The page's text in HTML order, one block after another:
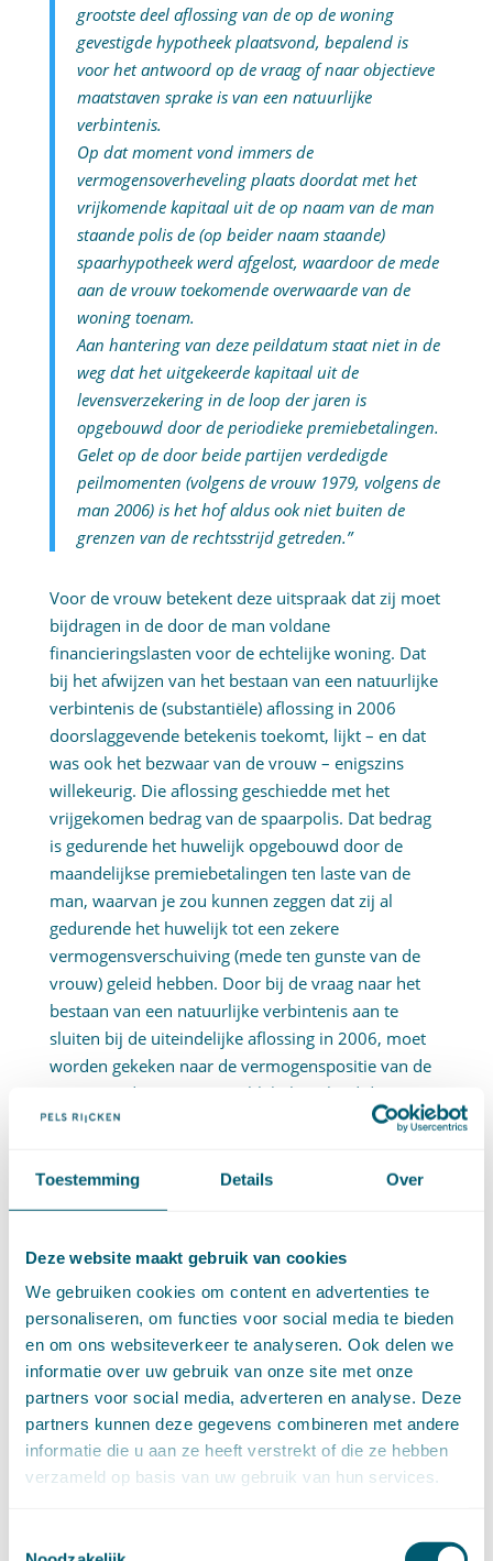
Toestemming Details Over
Deze website maakt gebruik van cookies
We gebruiken cookies om content en advertenties te
personaliseren, om functies voor social media te bieden
en om ons websiteverkeer te analyseren. Ook delen we
informatie over uw gebruik van onze site met onze
partners voor social media, adverteren en analyse. Deze
partners kunnen deze gegevens combineren met andere
informatie die u aan ze heeft verstrekt of die ze hebben
verzameld op basis van uw gebruik van hun services.
grootste deel aflossing van de op de woning
gevestigde hypotheek plaatsvond, bepalend is
voor het antwoord op de vraag of naar objectieve
maatstaven sprake is van een natuurlijke
verbintenis.
Op dat moment vond immers de
vermogensoverheveling plaats doordat met het
vrijkomende kapitaal uit de op naam van de man
staande polis de (op beider naam staande)
spaarhypotheek werd afgelost, waardoor de mede
aan de vrouw toekomende overwaarde van de
woning toenam.
Aan hantering van deze peildatum staat niet in de
weg dat het uitgekeerde kapitaal uit de
levensverzekering in de loop der jaren is
opgebouwd door de periodieke premiebetalingen.
Gelet op de door beide partijen verdedigde
peilmomenten (volgens de vrouw 1979, volgens de
man 2006) is het hof aldus ook niet buiten de
grenzen van de rechtsstrijd getreden.”
Voor de vrouw betekent deze uitspraak dat zij moet
bijdragen in de door de man voldane
financieringslasten voor de echtelijke woning. Dat
bij het afwijzen van het bestaan van een natuurlijke
verbintenis de (substantiële) aflossing in 2006
doorslaggevende betekenis toekomt, lijkt – en dat
was ook het bezwaar van de vrouw – enigszins
willekeurig. Die aflossing geschiedde met het
vrijgekomen bedrag van de spaarpolis. Dat bedrag
is gedurende het huwelijk opgebouwd door de
maandelijkse premiebetalingen ten laste van de
man, waarvan je zou kunnen zeggen dat zij al
gedurende het huwelijk tot een zekere
vermogensverschuiving (mede ten gunste van de
vrouw) geleid hebben. Door bij de vraag naar het
bestaan van een natuurlijke verbintenis aan te
sluiten bij de uiteindelijke aflossing in 2006, moet
worden gekeken naar de vermogenspositie van de
vrouw op dat moment en blijkt bepalend dat zij op
dat moment – in tegenstelling tot de eerdere
verricht – wel enig vermogen bezat. Daarmee rijst
wel de vraag of bij een andere (bijvoorbeeld in de
snel toegekomen wordt aan het aannemen van een
vergoedingsrecht omdat is voldaan aan een
natuurlijke verbintenis.
De vrouw is in cassatie bijgestaan door Ans van
Duijvendijk-Brand
Geplaatst inHuwelijksvermogensrecht,Personen- en
familierecht | Getagged BW art. 1:84 BW art. 6:3
kosten in de huishouding, koude uitsluiting,
natuurlijke verbintenis ,nihilbeding